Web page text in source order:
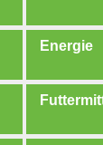
Energie